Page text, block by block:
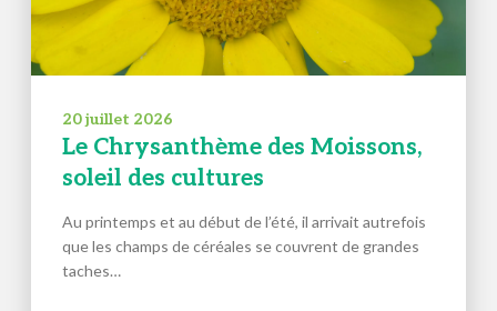
20 juillet 2026
Le Chrysanthème des Moissons,
soleil des cultures
Au printemps et au début de l’été, il arrivait autrefois
que les champs de céréales se couvrent de grandes
taches…